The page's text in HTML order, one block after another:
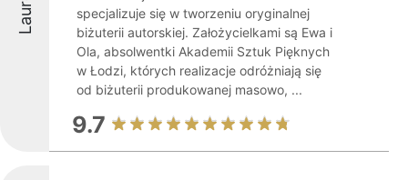
specjalizuje się w tworzeniu oryginalnej
biżuterii autorskiej. Założycielkami są Ewa i
Ola, absolwentki Akademii Sztuk Pięknych
w Łodzi, których realizacje odróżniają się
od biżuterii produkowanej masowo, ...
9.7